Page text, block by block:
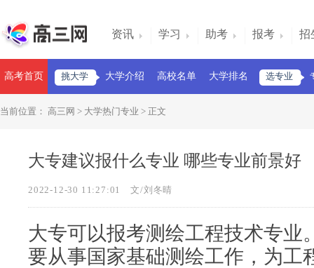
资讯 学习 助考 报考 招
高考首页 挑大学 大学介绍 高校名单 大学排名 选专业
当前位置： 高三网 > 大学热门专业 > 正文
大专建议报什么专业 哪些专业前景好
2022-12-30 11:27:01 文/刘冬晴
大专可以报考测绘工程技术专业
要从事国家基础测绘工作，为工